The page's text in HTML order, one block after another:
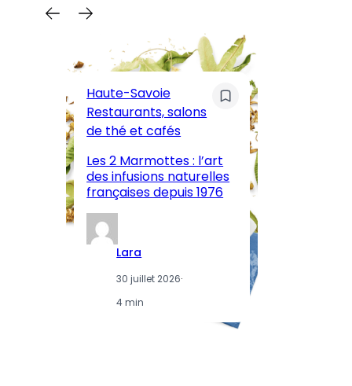
Haute-Savoie
Restaurants, salons
de thé et cafés
Les 2 Marmottes : l’art
des infusions naturelles
françaises depuis 1976
Lara
30 juillet 2026·
4 min